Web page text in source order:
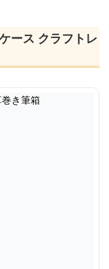
ース クラフトレ